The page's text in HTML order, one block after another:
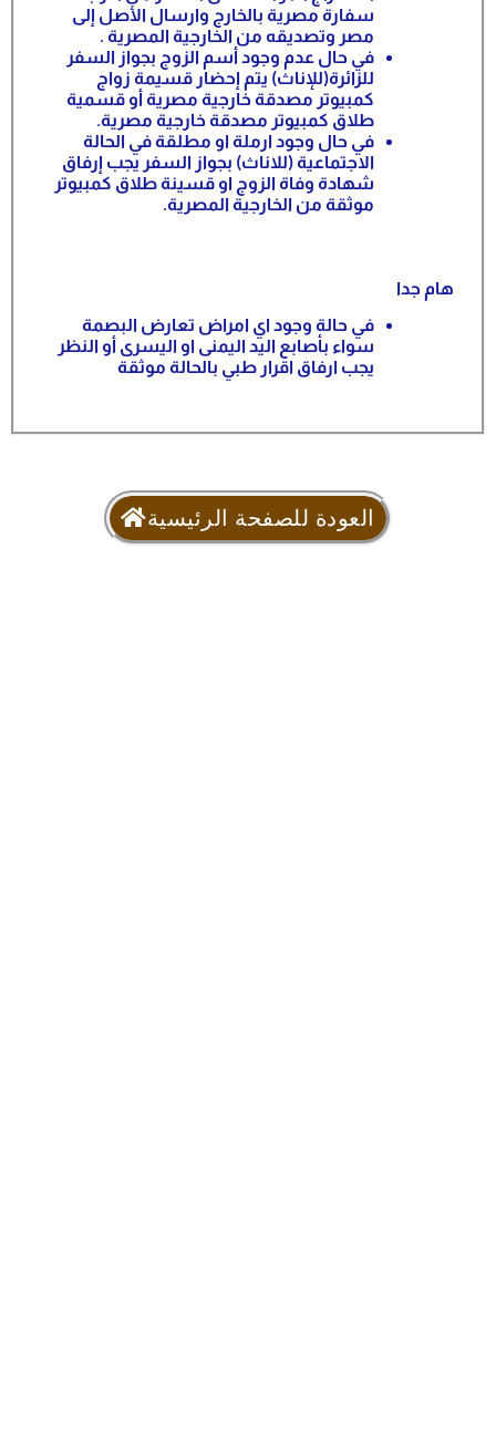
سفارة مصرية بالخارج وارسال الأصل إلى
مصر وتصديقه من الخارجية المصرية .
في حال عدم وجود أسم الزوج بجواز السفر
للزائرة(للإناث) يتم إحضار قسيمة زواج
كمبيوتر مصدقة خارجية مصرية أو قسمية
طلاق كمبيوتر مصدقة خارجية مصرية.
في حال وجود ارملة او مطلقة في الحالة
الاجتماعية (للاناث) بجواز السفر يجب إرفاق
شهادة وفاة الزوج او قسينة طلاق كمبيوتر
موثقة من الخارجية المصرية.
هام جدا
في حالة وجود اي امراض تعارض البصمة
سواء بأصابع اليد اليمنى او اليسرى أو النظر
يجب ارفاق اقرار طبي بالحالة موثقة
العودة للصفحة الرئيسية